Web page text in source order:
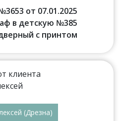
от 07.01.2025
в детскую №385
с принтом
(Дрезна)